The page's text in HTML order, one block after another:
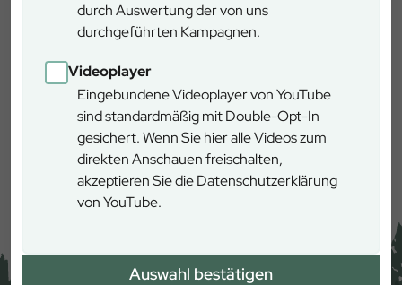
durch Auswertung der von uns
durchgeführten Kampagnen.
Videoplayer
Eingebundene Videoplayer von YouTube
sind standardmäßig mit Double-Opt-In
gesichert. Wenn Sie hier alle Videos zum
direkten Anschauen freischalten,
akzeptieren Sie die Datenschutzerklärung
von YouTube.
Auswahl bestätigen
Mehr erfahren